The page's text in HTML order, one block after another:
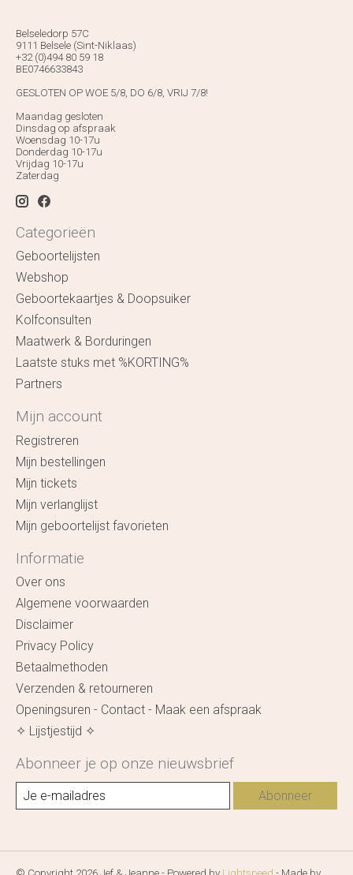
Belseledorp 57C
9111 Belsele (Sint-Niklaas)
+32 (0)494 80 59 18
BE0746633843
GESLOTEN OP WOE 5/8, DO 6/8, VRIJ 7/8!
Maandag gesloten
Dinsdag op afspraak
Woensdag 10-17u
Donderdag 10-17u
Vrijdag 10-17u
Zaterdag
Categorieën
Geboortelijsten
Webshop
Geboortekaartjes & Doopsuiker
Kolfconsulten
Maatwerk & Borduringen
Laatste stuks met %KORTING%
Partners
Mijn account
Registreren
Mijn bestellingen
Mijn tickets
Mijn verlanglijst
Mijn geboortelijst favorieten
Informatie
Over ons
Algemene voorwaarden
Disclaimer
Privacy Policy
Betaalmethoden
Verzenden & retourneren
Openingsuren - Contact - Maak een afspraak
✧ Lijstjestijd ✧
Abonneer je op onze nieuwsbrief
Abonneer